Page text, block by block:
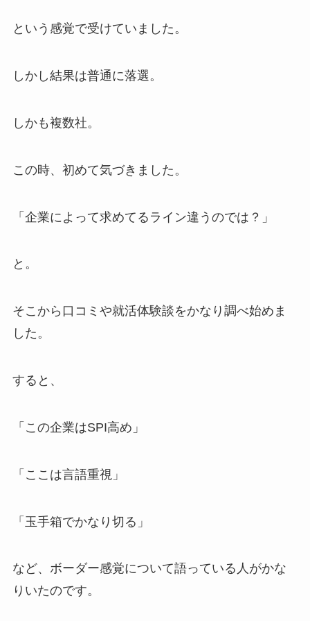
という感覚で受けていました。
しかし結果は普通に落選。
しかも複数社。
この時、初めて気づきました。
「企業によって求めてるライン違うのでは？」
と。
そこから口コミや就活体験談をかなり調べ始めま
した。
すると、
「この企業はSPI高め」
「ここは言語重視」
「玉手箱でかなり切る」
など、ボーダー感覚について語っている人がかな
りいたのです。